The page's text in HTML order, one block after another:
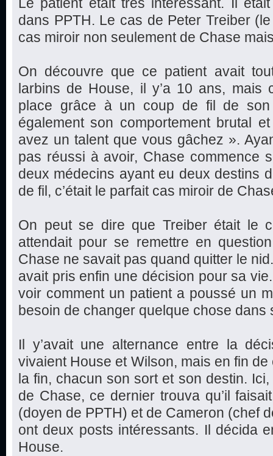
dans PPTH. Le cas de Peter Treiber
cas miroir non seulement de Chase
On découvre que ce patient avait
larbins de House, il y’a 10 ans, mais
place grâce à un coup de fil de son
également son comportement brutal
avez un talent que vous gâchez ».
pas réussi à avoir, Chase commence
deux médecins ayant eu deux destins
de fil, c’était le parfait cas miroir de
On peut se dire que Treiber était le
attendait pour se remettre en
Chase ne savait pas quand quitter le
avait pris enfin une décision pour sa
voir comment un patient a poussé un
besoin de changer quelque chose
Il y’avait une alternance entre la
vivaient House et Wilson, mais en fin
la fin, chacun son sort et son destin.
de Chase, ce dernier trouva qu’il
(doyen de PPTH) et de Cameron (chef
ont deux posts intéressants. Il décida
House.